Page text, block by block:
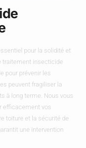
pour la solidité et
traitement insecticide
pour prévenir les
peuvent fragiliser la
à long terme. Nous vous
efficacement vos
toiture et la sécurité de
une intervention